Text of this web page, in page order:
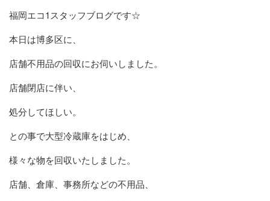
福岡エコ1スタッフブログです☆
本日は博多区に、
店舗不用品の回収にお伺いしました。
店舗閉店に伴い、
処分してほしい。
との事で大型冷蔵庫をはじめ、
様々な物を回収いたしました。
店舗、倉庫、事務所などの不用品、